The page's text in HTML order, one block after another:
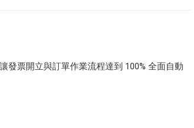
發票開立與訂單作業流程達到 100% 全面自動